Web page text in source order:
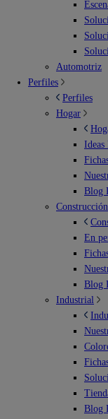
Automotriz
Perfiles
Perfiles
Hogar
Ideas
Blog
Construcción
En
Blog
Industrial
Blog